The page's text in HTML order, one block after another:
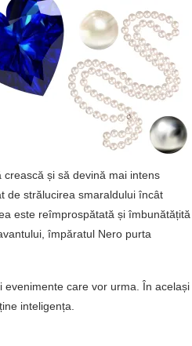
și să devină mai intens
de strălucirea smaraldului încât
este reîmprospătată și îmbunătățită
împăratul Nero purta
care vor urma. În același
inteligența.